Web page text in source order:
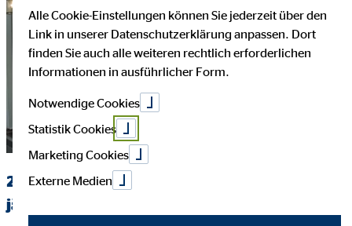
25 Stammzellen-Typisierungen zum 25
jährigen Jubiläum
Alle Cookie-Einstellungen können Sie jederzeit über den
Link in unserer Datenschutzerklärung anpassen. Dort
finden Sie auch alle weiteren rechtlich erforderlichen
Informationen in ausführlicher Form.
Notwendige Cookies
Statistik Cookies
Marketing Cookies
Externe Medien